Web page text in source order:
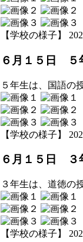
【学校の様子】
６月１５日
５年生は、国語の
【学校の様子】
６月１５日
３年生は、道徳の
【学校の様子】